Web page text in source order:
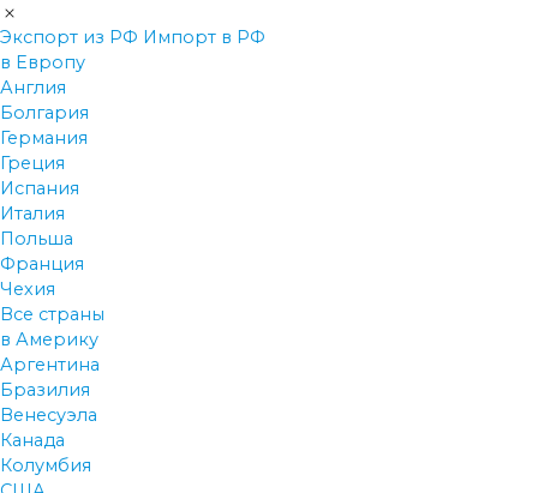
Экспорт из РФ Импорт в РФ
в Европу
Англия
Болгария
Германия
Греция
Испания
Италия
Польша
Франция
Чехия
Все страны
в Америку
Аргентина
Бразилия
Венесуэла
Канада
Колумбия